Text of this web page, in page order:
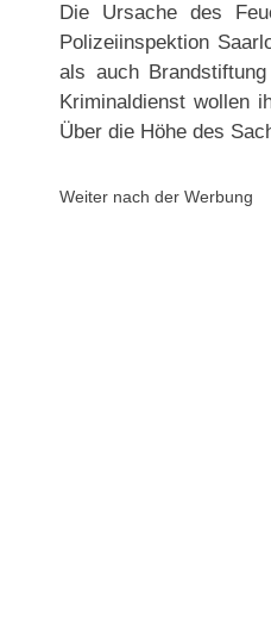
Die Ursache des
Polizeiinspektion
als auch
Kriminaldienst wollen
Über die Höhe des
Weiter nach der Werbung